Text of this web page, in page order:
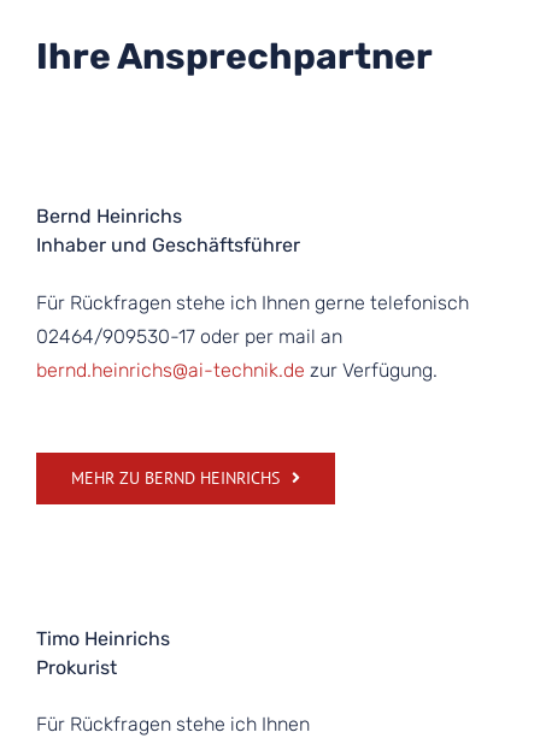
Ihre Ansprechpartner
Bernd Heinrichs
Inhaber und Geschäftsführer
Für Rückfragen stehe ich Ihnen gerne telefonisch
02464/909530-17 oder per mail an
bernd.heinrichs@ai-technik.de zur Verfügung.
MEHR ZU BERND HEINRICHS
Timo Heinrichs
Prokurist
Für Rückfragen stehe ich Ihnen